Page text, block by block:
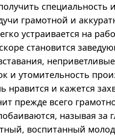
специальность
грамотной и
устраивается на
становится
и утомительность
нравится и кажется
прежде всего
называя за
воспитанный